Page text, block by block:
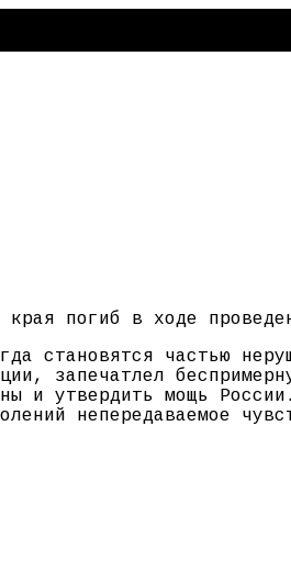
погиб в ходе
становятся частью
запечатлел
и утвердить мощь
непередаваемое